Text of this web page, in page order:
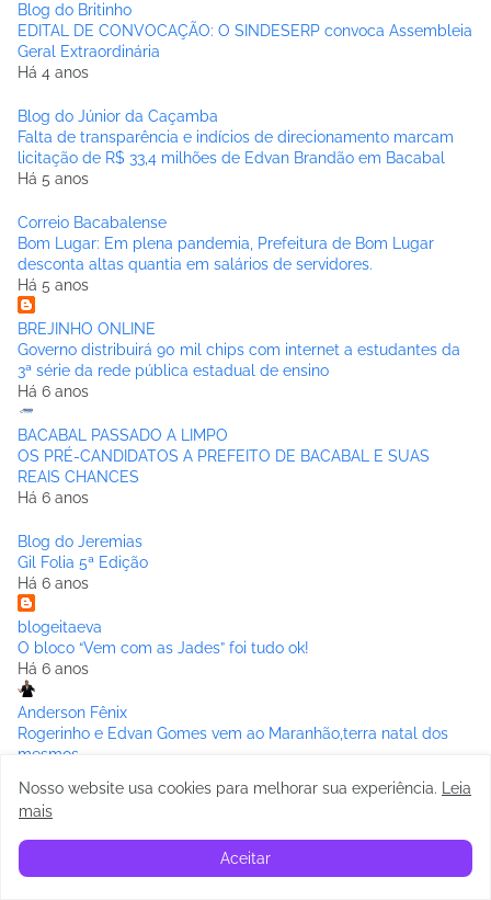
Blog do Britinho
EDITAL DE CONVOCAÇÃO: O SINDESERP convoca Assembleia
Geral Extraordinária
Há 4 anos
Blog do Júnior da Caçamba
Falta de transparência e indícios de direcionamento marcam
licitação de R$ 33,4 milhões de Edvan Brandão em Bacabal
Há 5 anos
Correio Bacabalense
Bom Lugar: Em plena pandemia, Prefeitura de Bom Lugar
desconta altas quantia em salários de servidores.
Há 5 anos
BREJINHO ONLINE
Governo distribuirá 90 mil chips com internet a estudantes da
3ª série da rede pública estadual de ensino
Há 6 anos
BACABAL PASSADO A LIMPO
OS PRÉ-CANDIDATOS A PREFEITO DE BACABAL E SUAS
REAIS CHANCES
Há 6 anos
Blog do Jeremias
Gil Folia 5ª Edição
Há 6 anos
blogeitaeva
O bloco “Vem com as Jades” foi tudo ok!
Há 6 anos
Anderson Fênix
Rogerinho e Edvan Gomes vem ao Maranhão,terra natal dos
mesmos
BACABAL DIÁRIO
DOIS HOMENS SÃO PRESOS DENTRO DA ASSEMBLÉIA
TENTANDO APLICAR GOLPE NO DEPUTADO ROBERTO
COSTA
Nosso website usa cookies para melhorar sua experiência.
Leia
mais
Aceitar